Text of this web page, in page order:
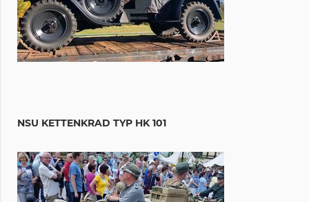
NSU KETTENKRAD TYP HK 101